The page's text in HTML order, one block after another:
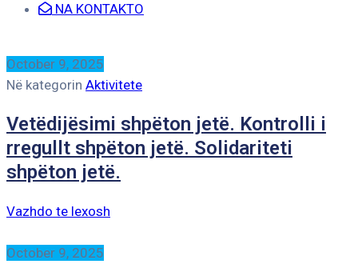
NA KONTAKTO
October 9, 2025
Në kategorin Aktivitete
Vetëdijësimi shpëton jetë. Kontrolli i
rregullt shpëton jetë. Solidariteti
shpëton jetë.
Vazhdo te lexosh
October 9, 2025